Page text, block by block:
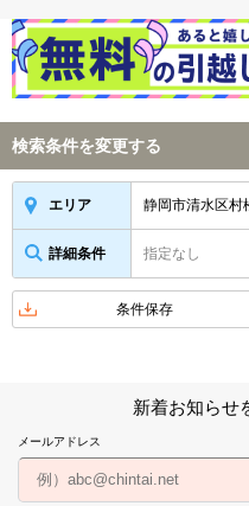
検索条件を変更する
エリア 静岡市清水区村
詳細条件 指定なし
条件保存
新着お知らせ
メールアドレス